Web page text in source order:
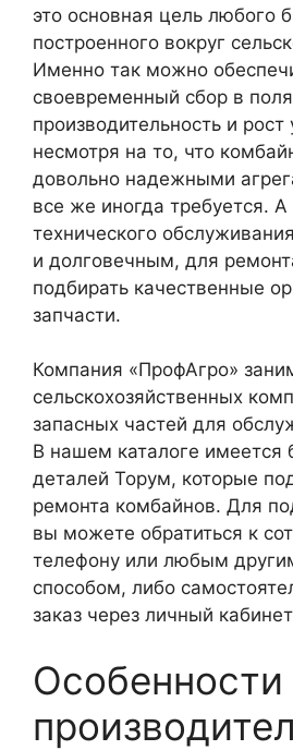
это основная цель любого
построенного вокруг
Именно так можно
своевременный сбор в
производительность и
несмотря на то, что
довольно надежными
все же иногда требуется. А
технического
и долговечным, для
подбирать качественные
запчасти.
Компания «ПрофАгро»
сельскохозяйственных
запасных частей для
В нашем каталоге имеется
деталей Торум, которые
ремонта комбайнов. Для
вы можете обратиться к
телефону или любым
способом, либо
заказ через личный
Особенности